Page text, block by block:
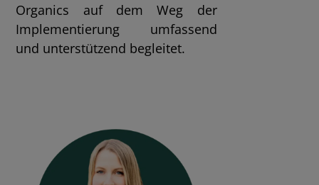
Organics auf dem Weg der
Implementierung umfassend
und unterstützend begleitet.